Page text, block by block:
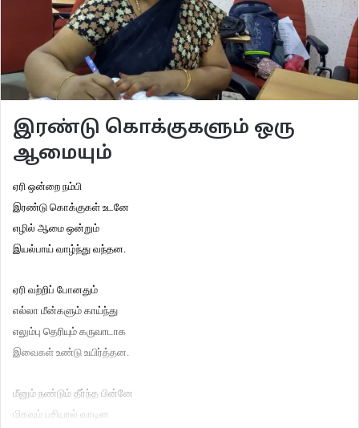
இரண்டு கொக்குகளும் ஒரு
ஆமையும்
ஏரி ஒன்றை நம்பி
இரண்டு கொக்குகள் உடனே
எழில் ஆமை ஒன்றும்
இயல்பாய் வாழ்ந்து வந்தன.
ஏரி வற்றிப் போனதும்
எல்லா மீன்களும் காய்ந்து
எலும்பு தெரியும் கருவாடாக
இவைகள் உண்டு உயிர்த்தன.
மீனும் நண்டும் தீர்ந்த பின்னே
மிகவும் பசியால் வாடின